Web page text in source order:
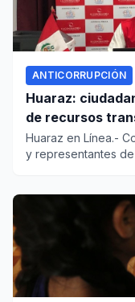
ANTICORRUPCIÓN
Huaraz:
de recursos
sanitaria
Huaraz en Línea.-
y representantes